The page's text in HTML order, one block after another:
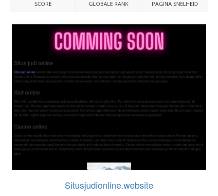
SCORE GLOBALE RANK PAGINA SNELHEID
Situsjudionline.website